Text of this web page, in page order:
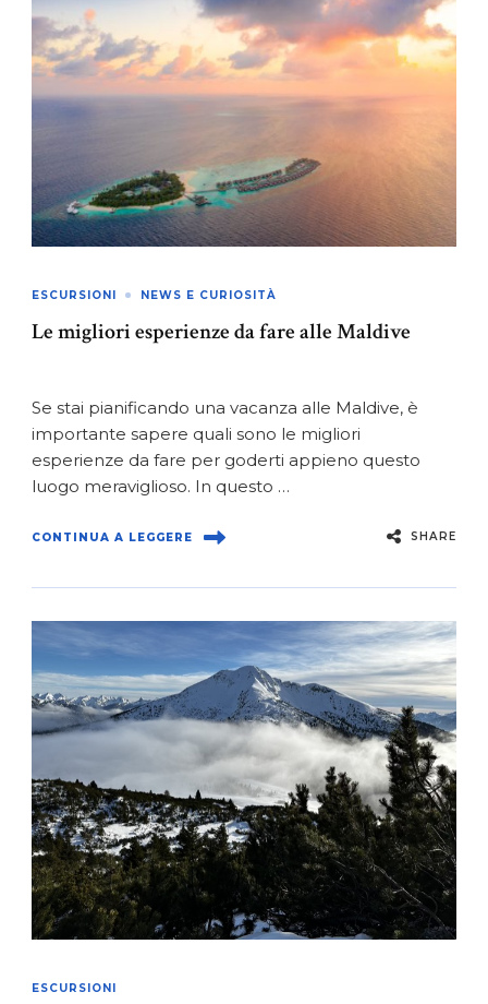
ESCURSIONI NEWS E CURIOSITÀ
Le migliori esperienze da fare alle Maldive
Se stai pianificando una vacanza alle Maldive, è
importante sapere quali sono le migliori
esperienze da fare per goderti appieno questo
luogo meraviglioso. In questo …
CONTINUA A LEGGERE SHARE
ESCURSIONI